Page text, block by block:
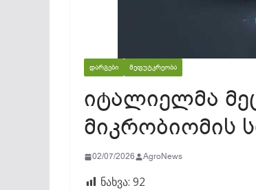
ᲓᲐᲠᲒᲔᲑᲘ ᲛᲔᲤᲣᲢᲙᲠᲔᲝᲑᲐ
იტალიელმა
მიკრობიომის
02/07/2026 AgroNews
ნახვა: 92